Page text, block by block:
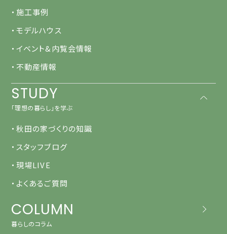
・施工事例
・モデルハウス
・イベント&内覧会情報
・不動産情報
STUDY
「理想の暮らし」を学ぶ
・秋田の家づくりの知識
・スタッフブログ
・現場LIVE
・よくあるご質問
COLUMN
暮らしのコラム